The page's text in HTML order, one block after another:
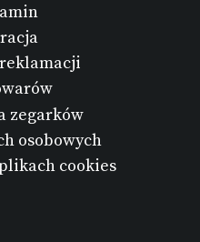
zegarków
osobowych
cookies